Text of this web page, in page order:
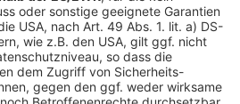
zum Start: "Die Daten der
Hackern." Zuvor hatte derChaos